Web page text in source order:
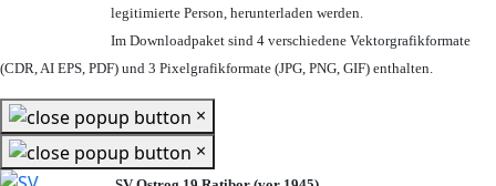
legitimierte Person, herunterladen werden.
Im Downloadpaket sind 4 verschiedene Vektorgrafikformate
(CDR, AI EPS, PDF) und 3 Pixelgrafikformate (JPG, PNG, GIF) enthalten.
×
×